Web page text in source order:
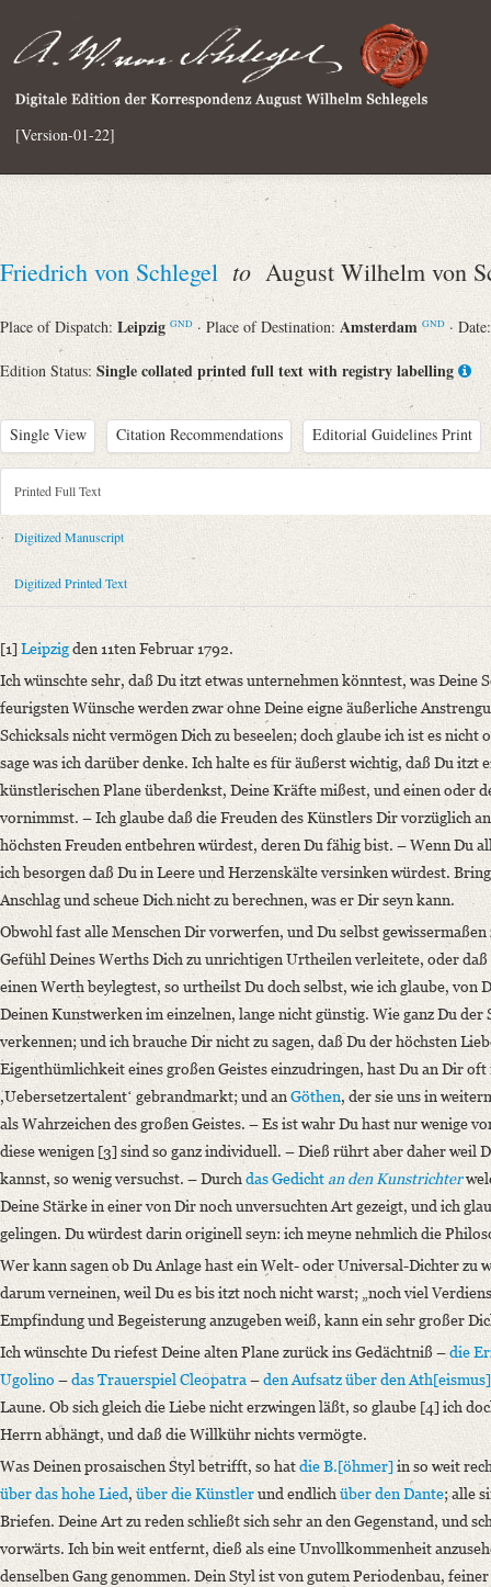
[Version-01-22]
Friedrich von Schlegel to August Wilhelm von
Place of Dispatch: Leipzig GND · Place of Destination: Amsterdam GND ·
Edition Status: Single collated printed full text with registry labelling
Single View Citation Recommendations Editorial Guidelines Print
Metadata Concerning Header
Sender: Friedrich von Schlegel
Recipient: August Wilhelm von Schlegel
Place of Dispatch: Leipzig
Place of Destination: Amsterdam
Notations: Empfangsort erschlossen.
Printed Text
Bibliography: Kritische Friedrich-Schlegel-Ausgabe. Bd. 23. Dritte
romantischen Schule (15. September 1788 ‒ 15. Juli 1797). Mit
Incipit: „[1] Leipzig den 11ten Februar 1792.
Ich wünschte sehr, daß Du itzt etwas unternehmen könntest, was
Manuscript
Provider: Dresden, Sächsische Landesbibliothek - Staats- und
OAI Id: DE-1a-34186
Classification Number: Mscr.Dresd.e.90,XIX,Bd.24.a,Nr.9
Number of Pages: 12 S. auf Doppelbl., hs. m. U.
Format: 19,1 x 11,4 cm
Language
German
Printed Full Text
Digitized Manuscript
Digitized Printed Text
[1]Leipzigden 11ten Februar 1792.
Ich wünschte sehr, daß Du itzt etwas unternehmen könntest, was Deine
feurigsten Wünsche werden zwar ohne Deine eigne äußerliche
Schicksals nicht vermögen Dich zu beseelen; doch glaube ich ist es
sage was ich darüber denke. Ich halte es für äußerst wichtig, daß Du itzt
künstlerischen Plane überdenkst, Deine Kräfte mißest, und einen oder
vornimmst. – Ich glaube daß die Freuden des Künstlers Dir vorzüglich
höchsten Freuden entbehren würdest, deren Du fähig bist. – Wenn Du
ich besorgen daß Du in Leere und Herzenskälte versinken würdest.
Anschlag und scheue Dich nicht zu berechnen, was er Dir seyn kann.
Obwohl fast alle Menschen Dir vorwerfen, und Du selbst
Gefühl Deines Werths Dich zu unrichtigen Urtheilen verleitete, oder
einen Werth beylegtest, so urtheilst Du doch selbst, wie ich glaube, von
Deinen Kunstwerken im einzelnen, lange nicht günstig. Wie ganz Du
verkennen; und ich brauche Dir nicht zu sagen, daß Du der höchsten
Eigenthümlichkeit eines großen Geistes einzudringen, hast Du an Dir
,Uebersetzertalentʻ gebrandmarkt; und anGöthen, der sie uns in
als Wahrzeichen des großen Geistes. – Es ist wahr Du hast nur wenige
diese wenigen [3] sind so ganz individuell. – Dieß rührt aber daher weil
kannst, so wenig versuchst. – Durch das Gedicht an den Kunstrichter
Deine Stärke in einer von Dir noch unversuchten Art gezeigt, und ich
gelingen. Du würdest darin originell seyn: ich meyne nehmlich die
Wer kann sagen ob Du Anlage hast ein Welt- oder Universal-Dichter zu
darum verneinen, weil Du es bis itzt noch nicht warst; „noch viel
Empfindung und Begeisterung anzugeben weiß, kann ein sehr großer
Ich wünschte Du riefest Deine alten Plane zurück ins Gedächtniß –die
Ugolino –das Trauerspiel Cleopatra –den Aufsatz über den Ath[eismus]
Laune. Ob sich gleich die Liebe nicht erzwingen läßt, so glaube [4] ich
Herrn abhängt, und daß die Willkühr nichts vermögte.
Was Deinen prosaischen Styl betrifft, so hatdie B.[öhmer]in so weit
überdas hohe Lied, über die Künstlerund endlichüberden Dante; alle
Briefen. Deine Art zu reden schließt sich sehr an den Gegenstand, und
vorwärts. Ich bin weit entfernt, dieß als eine Unvollkommenheit
denselben Gang genommen. Dein Styl ist von gutem Periodenbau,